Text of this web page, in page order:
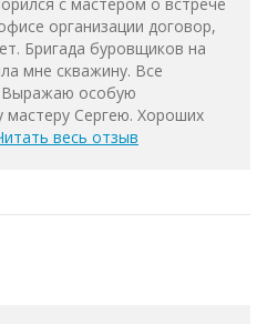
организации договор,
Бригада буровщиков на
мне скважину. Все
Выражаю особую
мастеру Сергею. Хороших
весь отзыв